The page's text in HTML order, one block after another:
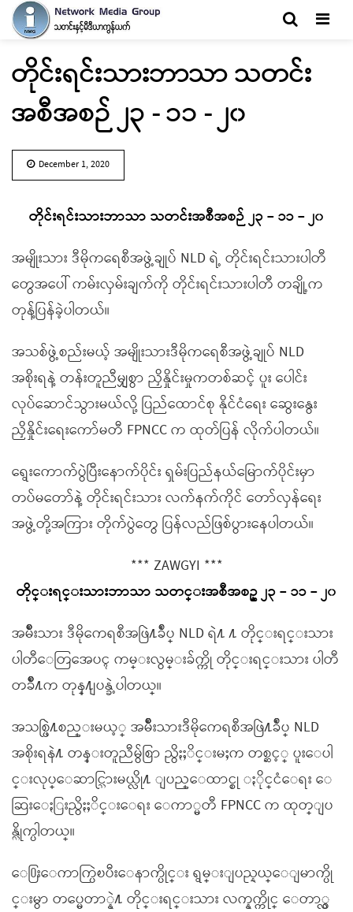
တိုင်းရင်းသားဘာသာ သတင်း
အစီအစဉ် ၂၃ - ၁၁ - ၂၀
December 1, 2020
တိုင်းရင်းသားဘာသာ သတင်းအစီအစဉ် ၂၃ – ၁၁ – ၂၀
အမျိုးသား ဒီမိုကရေစီအဖွဲ့ချုပ် NLD ရဲ့ တိုင်းရင်းသားပါတီ
တွေအပေါ် ကမ်းလှမ်းချက်ကို တိုင်းရင်းသားပါတီ တချို့က
တုန့်ပြန်ခဲ့ပါတယ်။
အသစ်ဖွဲ့စည်းမယ့် အမျိုးသားဒီမိုကရေစီအဖွဲ့ချုပ် NLD
အစိုးရနဲ့ တန်းတူညီမျှစွာ ညှိနှိုင်းမှုကတစ်ဆင့် ပူး ပေါင်း
လုပ်ဆောင်သွားမယ်လို့ ပြည်ထောင်စု နိုင်ငံရေး ဆွေးနွေး
ညှိနှိုင်းရေးကော်မတီ FPNCC က ထုတ်ပြန် လိုက်ပါတယ်။
ရွေးကောက်ပွဲပြီးနောက်ပိုင်း ရှမ်းပြည်နယ်မြောက်ပိုင်းမှာ
တပ်မတော်နဲ့ တိုင်းရင်းသား လက်နက်ကိုင် တော်လှန်ရေး
အဖွဲ့တို့အကြား တိုက်ပွဲတွေ ပြန်လည်ဖြစ်ပွားနေပါတယ်။
*** ZAWGYI ***
တိုင္းရင္းသားဘာသာ သတင္းအစီအစဥ္ ၂၃ – ၁၁ – ၂၀
အမ်ဳိးသား ဒီမိုကေရစီအဖြဲ႔ခ်ဳပ္ NLD ရဲ႔ ႔ တိုင္းရင္းသား
ပါတီေတြအေပၚ ကမ္းလွမ္းခ်က္ကို တိုင္းရင္းသား ပါတီ
တခ်ဳိ႔က တုန္႔ျပန္ခဲ့ပါတယ္။
အသစ္ဖြဲ႔စည္းမယ့္ အမ်ိဳးသားဒီမိုကေရစီအဖြဲ႔ခ်ဳပ္ NLD
အစိုးရနဲ႔ တန္းတူညီမွ်စြာ ညွိႏႈိင္းမႈက တစ္ဆင့္ ပူးေပါ
င္းလုပ္ေဆာင္သြားမယ္လို႔ ျပည္ေထာင္စု ႏိုင္ငံေရး ေ
ဆြးေႏြးညွိႏႈိင္းေရး ေကာ္မတီ FPNCC က ထုတ္ျပ
န္လိုက္ပါတယ္။
ေ႐ြးေကာက္ပြဲၿပီးေနာက္ပိုင္း ရွမ္းျပည္နယ္ေျမာက္ပို
င္းမွာ တပ္မေတာ္နဲ႔ တိုင္းရင္းသား လက္နက္ကိုင္ ေတာ္လွ